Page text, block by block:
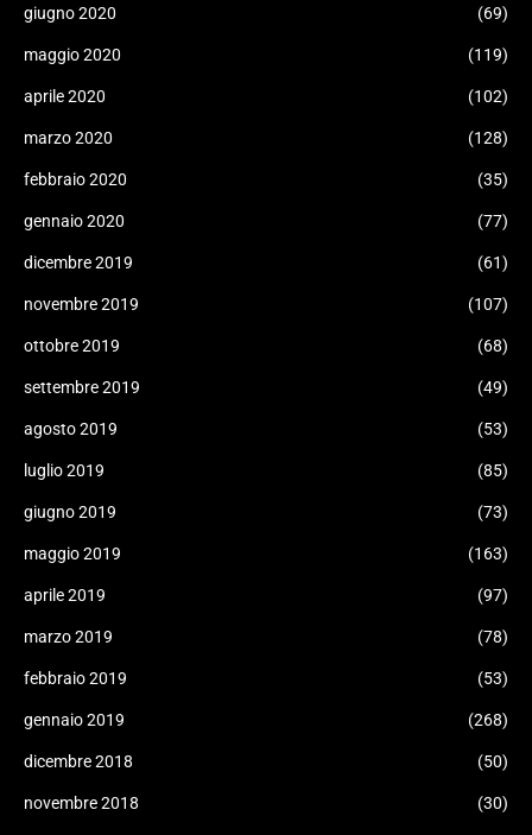
giugno 2020 (69)
maggio 2020 (119)
aprile 2020 (102)
marzo 2020 (128)
febbraio 2020 (35)
gennaio 2020 (77)
dicembre 2019 (61)
novembre 2019 (107)
ottobre 2019 (68)
settembre 2019 (49)
agosto 2019 (53)
luglio 2019 (85)
giugno 2019 (73)
maggio 2019 (163)
aprile 2019 (97)
marzo 2019 (78)
febbraio 2019 (53)
gennaio 2019 (268)
dicembre 2018 (50)
novembre 2018 (30)